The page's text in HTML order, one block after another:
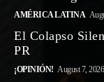
AMÉRICA LATINA
El Colapso
PR
¡OPINIÓN! August 7, 2026